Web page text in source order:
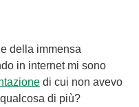
della immensa
in internet mi sono
di cui non avevo
di più?